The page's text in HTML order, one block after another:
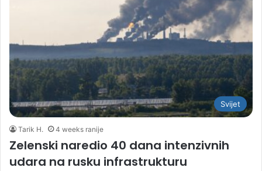
Svijet
Tarik H. 4 weeks ranije
Zelenski naredio 40 dana intenzivnih
udara na rusku infrastrukturu